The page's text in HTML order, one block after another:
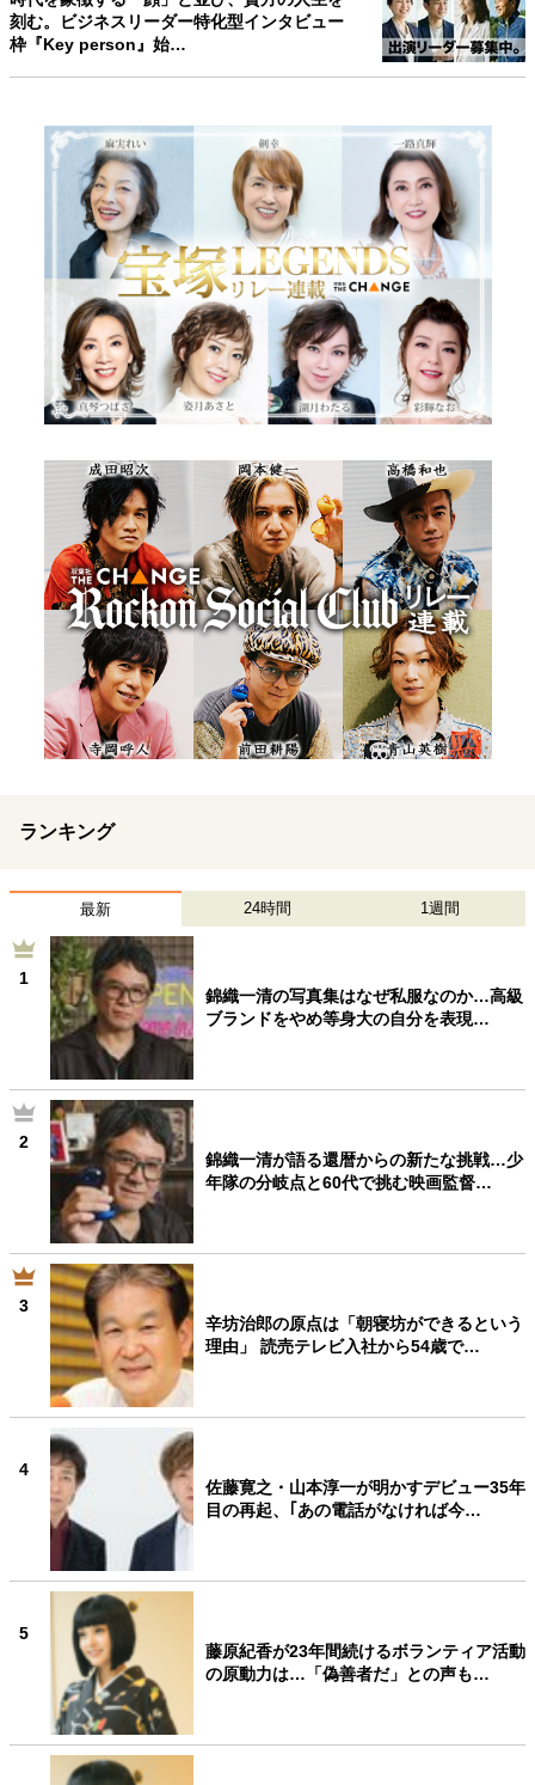
刻む。ビジネスリーダー特化型インタビュー
枠『Key person』始…
ランキング
最新 24時間 1週間
1
錦織一清の写真集はなぜ私服なのか…高級
ブランドをやめ等身大の自分を表現…
2
錦織一清が語る還暦からの新たな挑戦…少
年隊の分岐点と60代で挑む映画監督…
3
辛坊治郎の原点は「朝寝坊ができるという
理由」 読売テレビ入社から54歳で…
4
佐藤寛之・山本淳一が明かすデビュー35年
目の再起、｢あの電話がなければ今…
5
藤原紀香が23年間続けるボランティア活動
の原動力は…「偽善者だ」との声も…